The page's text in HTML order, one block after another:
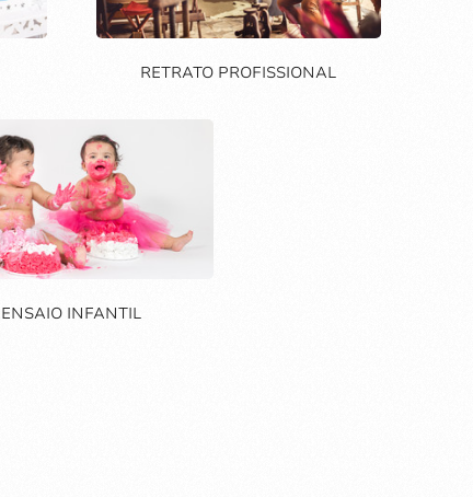
RETRATO PROFISSIONAL
ENSAIO INFANTIL